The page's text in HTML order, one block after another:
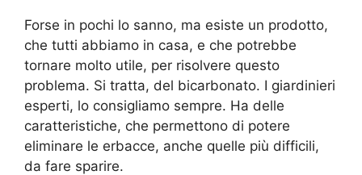
Forse in pochi lo sanno, ma esiste un prodotto,
che tutti abbiamo in casa, e che potrebbe
tornare molto utile, per risolvere questo
problema. Si tratta, del bicarbonato. I giardinieri
esperti, lo consigliamo sempre. Ha delle
caratteristiche, che permettono di potere
eliminare le erbacce, anche quelle più difficili,
da fare sparire.